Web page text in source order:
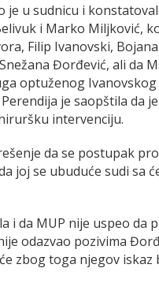
je u sudnicu i
i Marko Miljković,
Filip Ivanovski,
Đorđević, ali da
optuženog Ivanovskog
je saopštila da
intervenciju.
da se postupak
joj se ubuduće sudi sa
i da MUP nije uspeo da
odazvao pozivima
zbog toga njegov